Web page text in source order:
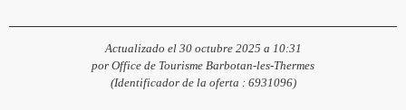
Actualizado el 30 octubre 2025 a 10:31
por Office de Tourisme Barbotan-les-Thermes
(Identificador de la oferta : 6931096)